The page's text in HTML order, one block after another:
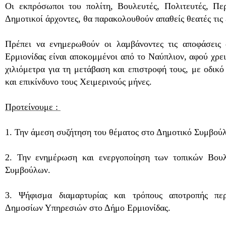
Οι εκπρόσωποι του πολίτη, Βουλευτές, Πολιτευτές,
Δημοτικοί άρχοντες, θα παρακολουθούν απαθείς θεατές τις
Πρέπει να ενημερωθούν οι λαμβάνοντες τις αποφάσεις
Ερμιονίδας είναι αποκομμένοι από το Ναύπλιον, αφού
χιλιόμετρα για τη μετάβαση και επιστροφή τους, με
και επικίνδυνο τους Χειμερινούς μήνες.
Προτείνουμε :
1. Την άμεση συζήτηση του θέματος στο Δημοτικό
2. Την ενημέρωση και ενεργοποίηση των τοπικών
Συμβούλων.
3. Ψήφισμα διαμαρτυρίας και τρόπους αποτροπής
Δημοσίων Υπηρεσιών στο Δήμο Ερμιονίδας.